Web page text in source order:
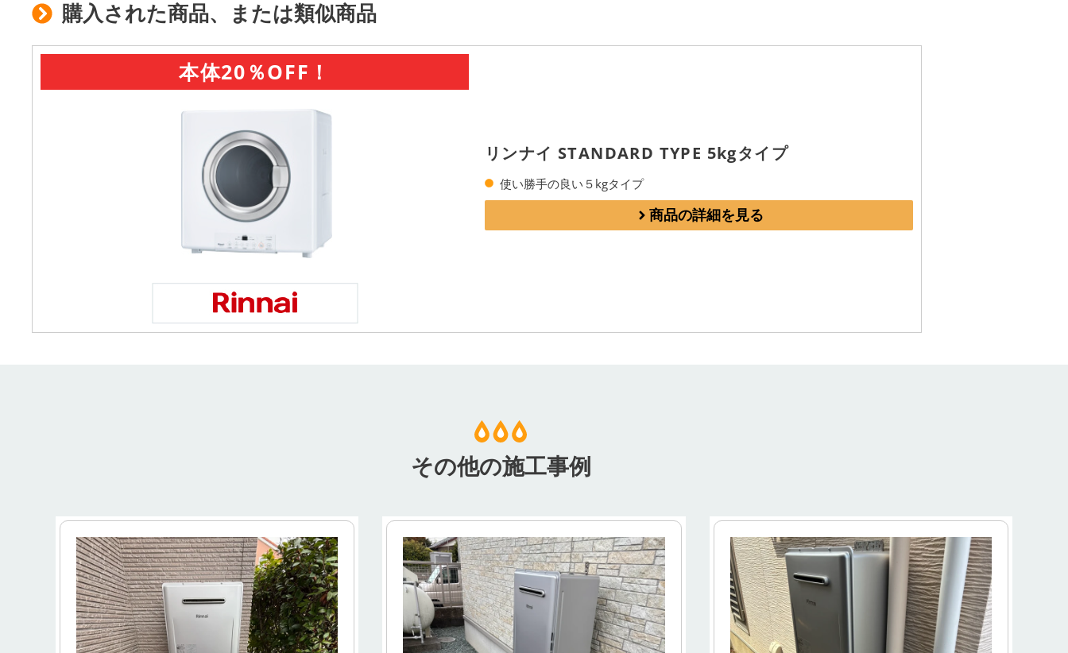
購入された商品、または類似商品
本体20％OFF！
リンナイ STANDARD TYPE 5kgタイプ
使い勝手の良い５kgタイプ
商品の詳細を見る
その他の施工事例